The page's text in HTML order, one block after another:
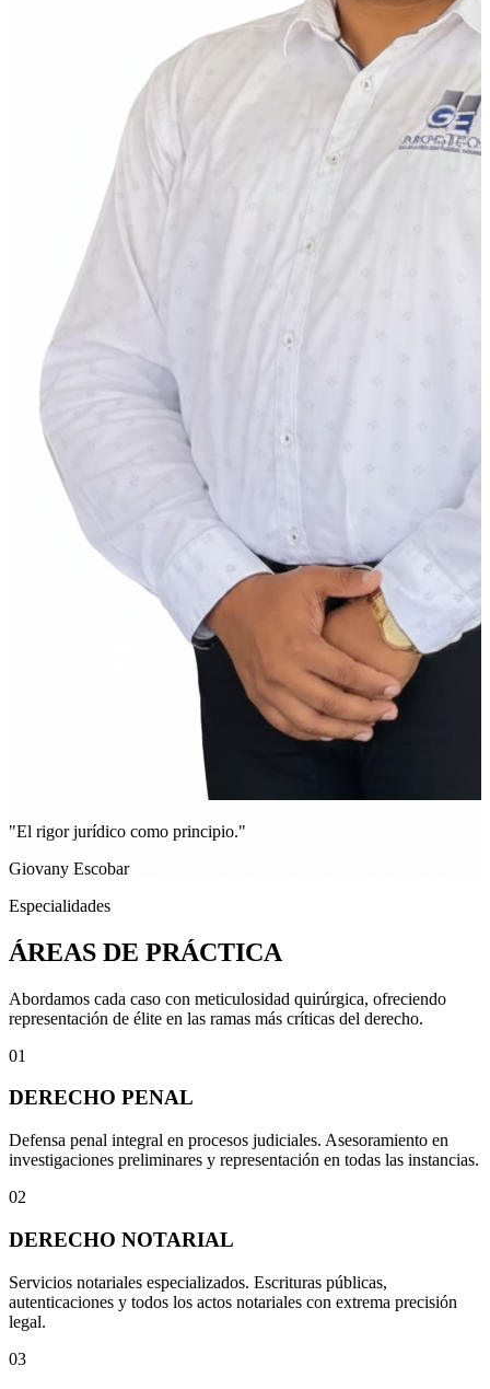
"El rigor jurídico como principio."
Giovany Escobar
Especialidades
ÁREAS DE PRÁCTICA
Abordamos cada caso con meticulosidad quirúrgica, ofreciendo
representación de élite en las ramas más críticas del derecho.
01
DERECHO PENAL
Defensa penal integral en procesos judiciales. Asesoramiento en
investigaciones preliminares y representación en todas las instancias.
02
DERECHO NOTARIAL
Servicios notariales especializados. Escrituras públicas,
autenticaciones y todos los actos notariales con extrema precisión
legal.
03